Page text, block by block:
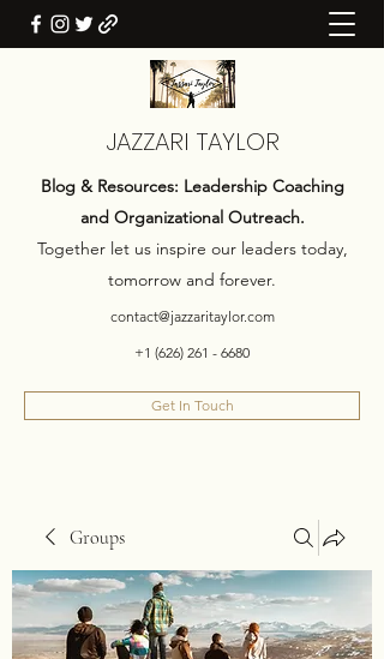
JAZZARI TAYLOR
Blog & Resources: Leadership Coaching
and Organizational Outreach.
Together let us inspire our leaders today,
tomorrow and forever.
contact@jazzaritaylor.com
+1 (626) 261 - 6680
Get In Touch
Groups